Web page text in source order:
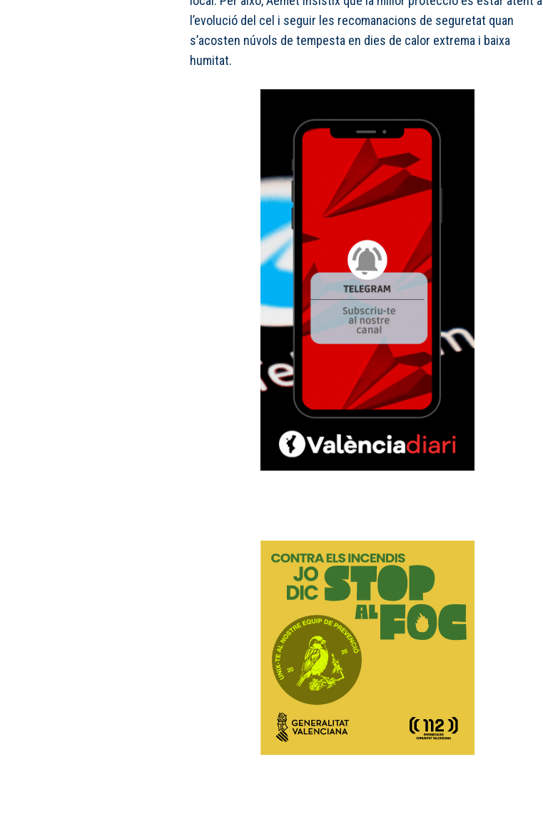
l’evolució del cel i seguir les recomanacions de seguretat quan
s’acosten núvols de tempesta en dies de calor extrema i baixa
humitat.